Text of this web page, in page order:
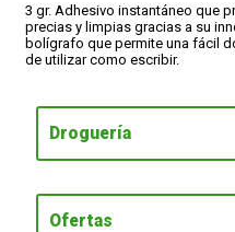
3 gr. Adhesivo instantáneo que
precias y limpias gracias a su
bolígrafo que permite una fácil
de utilizar como escribir.
Droguería
Ofertas